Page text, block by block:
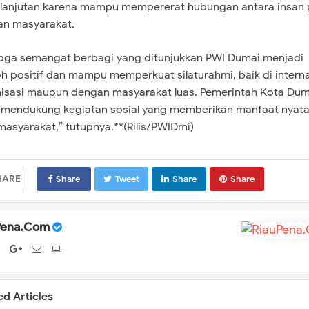
karena mampu mempererat hubungan antara insan
masyarakat.
semangat berbagi yang ditunjukkan PWI Dumai menjadi
positif dan mampu memperkuat silaturahmi, baik di
maupun dengan masyarakat luas. Pemerintah Kota
kegiatan sosial yang memberikan manfaat nyata
tutupnya.**(Rilis/PWIDmi)
Share Tweet Share Share
Articles